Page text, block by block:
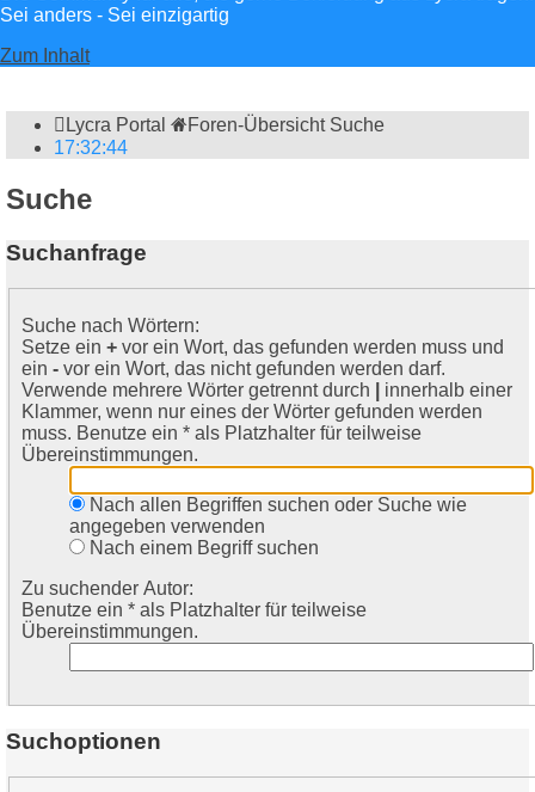
Sei anders - Sei einzigartig
Zum Inhalt
Lycra Portal Foren-Übersicht Suche
17:32:44
Suche
Suchanfrage
Suche nach Wörtern:
Setze ein + vor ein Wort, das gefunden werden muss und
ein - vor ein Wort, das nicht gefunden werden darf.
Verwende mehrere Wörter getrennt durch
innerhalb einer
Klammer, wenn nur eines der Wörter gefunden werden
muss. Benutze ein * als Platzhalter für teilweise
Übereinstimmungen.
Nach allen Begriffen suchen oder Suche wie
angegeben verwenden
Nach einem Begriff suchen
Zu suchender Autor:
Benutze ein * als Platzhalter für teilweise
Übereinstimmungen.
Suchoptionen